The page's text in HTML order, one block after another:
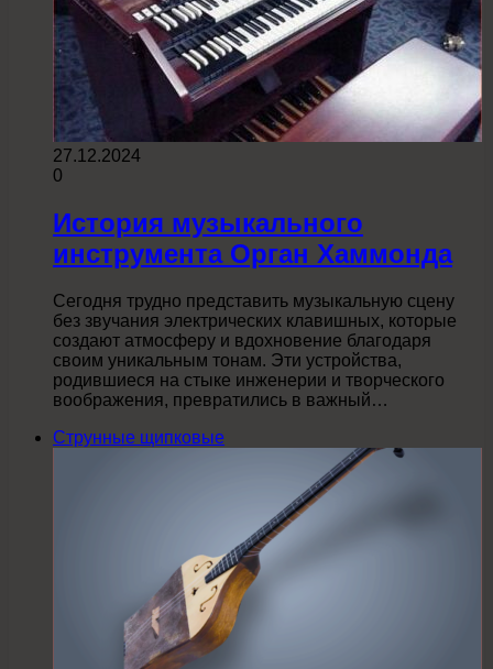
27.12.2024
0
История музыкального
инструмента Орган Хаммонда
Сегодня трудно представить музыкальную сцену
без звучания электрических клавишных, которые
создают атмосферу и вдохновение благодаря
своим уникальным тонам. Эти устройства,
родившиеся на стыке инженерии и творческого
воображения, превратились в важный…
Струнные щипковые